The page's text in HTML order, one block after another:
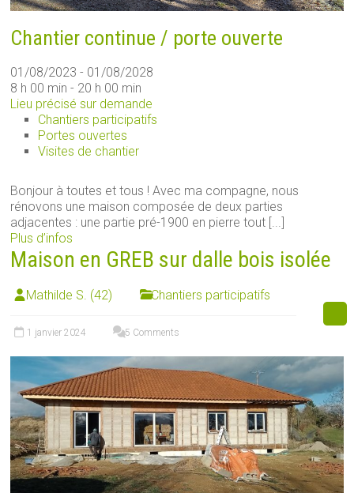
Chantier continue / porte ouverte
01/08/2023 - 01/08/2028
8 h 00 min - 20 h 00 min
Lieu précisé sur demande
Chantiers participatifs
Portes ouvertes
Visites de chantier
Bonjour à toutes et tous ! Avec ma compagne, nous
rénovons une maison composée de deux parties
adjacentes : une partie pré-1900 en pierre tout [...]
Plus d’infos
Maison en GREB sur dalle bois isolée
Mathilde S. (42) Chantiers participatifs
1 janvier 2024 5 Comments